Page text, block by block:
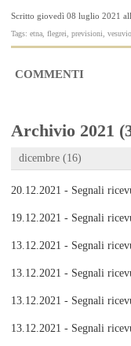
Scritto giovedì 08 luglio 2021
Tags: etna, flegrei, previsioni,
COMMENTI
Archivio 2021
dicembre (16)
20.12.2021 - Segnali
19.12.2021 - Segnali
13.12.2021 - Segnali
13.12.2021 - Segnali
13.12.2021 - Segnali
13.12.2021 - Segnali